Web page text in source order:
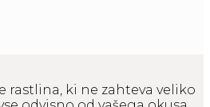
ki ne zahteva veliko